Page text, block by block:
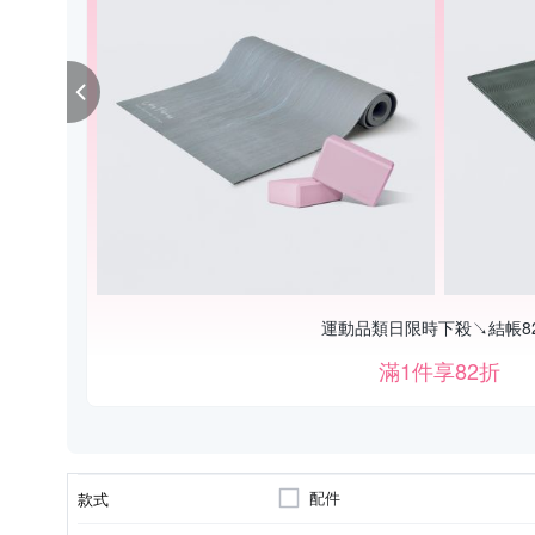
運動品類日限時下殺↘結帳
滿1件享82折
款式 配件